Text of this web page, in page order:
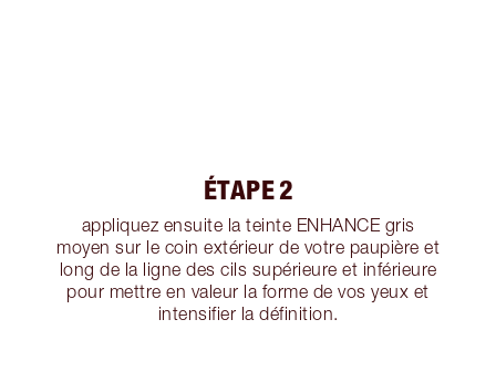
ÉTAPE 2
appliquez ensuite la teinte ENHANCE gris
moyen sur le coin extérieur de votre paupière et
long de la ligne des cils supérieure et inférieure
pour mettre en valeur la forme de vos yeux et
intensifier la définition.